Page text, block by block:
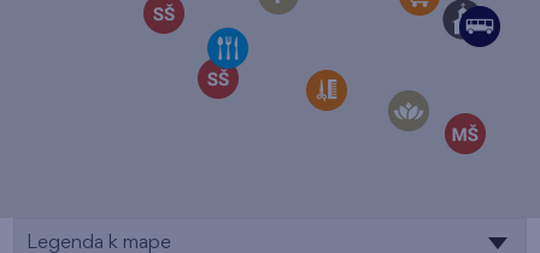
Legenda k mape